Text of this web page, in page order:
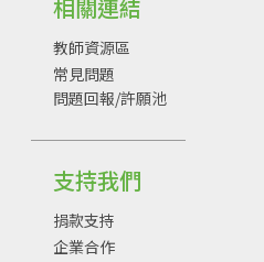
相關連結
教師資源區
常見問題
問題回報/許願池
支持我們
捐款支持
企業合作